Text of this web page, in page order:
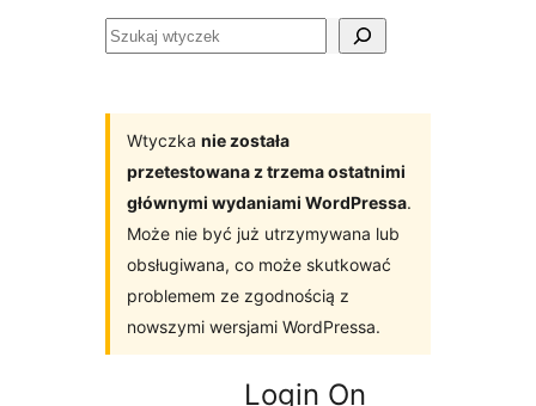
Szukaj
Wtyczka nie została
przetestowana z trzema ostatnimi
głównymi wydaniami WordPressa.
Może nie być już utrzymywana lub
obsługiwana, co może skutkować
problemem ze zgodnością z
nowszymi wersjami WordPressa.
Login On